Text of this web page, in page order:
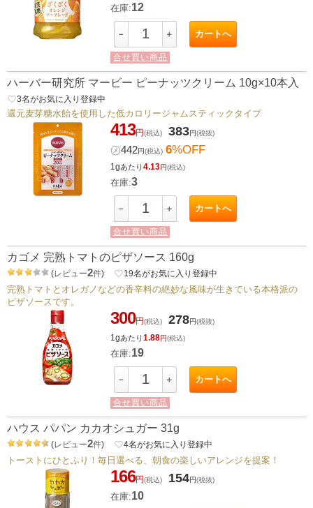
在庫:12
－ ＋ カートへ
合せ買い商品
ハーバー研究所 マービー ピーナッツクリーム 10g×10本入
favorite_border3名がお気に入り登録中
還元麦芽糖水飴を使用した低カロリージャムスティックタイプ
413円(税込) 383円(税抜)
㋱442円(税込) 6%OFF
1gあたり4.13円(税込)
在庫:3
－ ＋ カートへ
合せ買い商品
カゴメ 完熟トマトのピザソース 160g
(レビュー2件) favorite_border19名がお気に入り登録中
完熟トマトとオレガノなどの香辛料の絶妙な風味が生きている本格派の
ピザソースです。
300円(税込) 278円(税抜)
1gあたり1.88円(税込)
在庫:19
－ ＋ カートへ
合せ買い商品
ハウス パパン カカオシュガー 31g
(レビュー2件) favorite_border4名がお気に入り登録中
トーストにひとふり！毎日選べる、朝食の楽しいアレンジを提案！
166円(税込) 154円(税抜)
在庫:10